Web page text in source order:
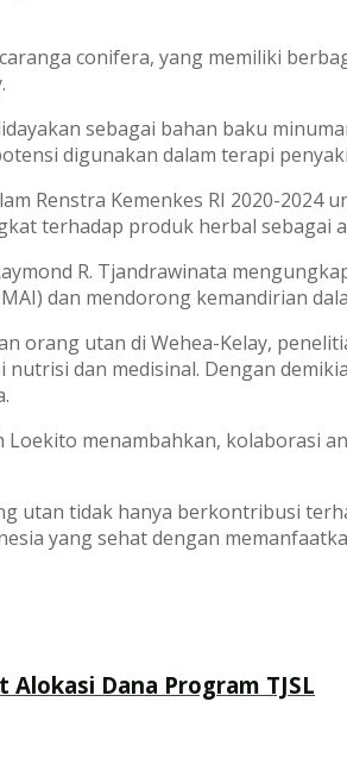
conifera, yang memiliki
sebagai bahan baku
digunakan dalam terapi
Renstra Kemenkes RI 2020-2024
terhadap produk herbal sebagai
R. Tjandrawinata
dan mendorong kemandirian
orang utan di Wehea-Kelay,
dan medisinal. Dengan
menambahkan, kolaborasi
utan tidak hanya berkontribusi
yang sehat dengan
Dana Program TJSL